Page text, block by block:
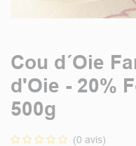
Cou d´Oie
d'Oie - 20%
500g
(0 avis)